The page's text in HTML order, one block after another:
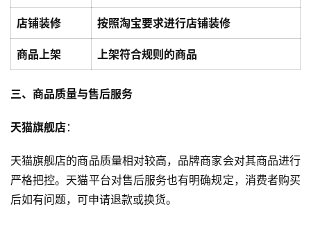
店铺装修 按照淘宝要求进行店铺装修
商品上架 上架符合规则的商品
三、商品质量与售后服务
天猫旗舰店：
天猫旗舰店的商品质量相对较高，品牌商家会对其商品进行
严格把控。天猫平台对售后服务也有明确规定，消费者购买
后如有问题，可申请退款或换货。